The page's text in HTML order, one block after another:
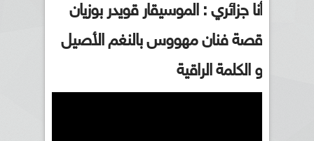
أنا جزائري : الموسيقار قويدر بوزيان
قصة فنان مهووس بالنغم الأصيل
و الكلمة الراقية